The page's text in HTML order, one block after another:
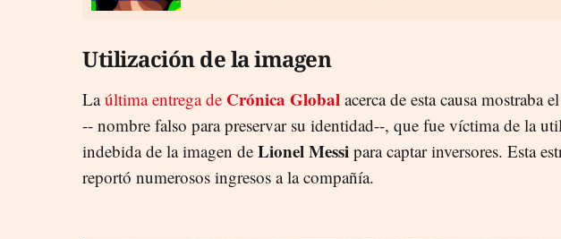
Utilización de la imagen
Laúltima entrega de Crónica Global acerca de esta causa mostraba
-- nombre falso para preservar su identidad--, que fue víctima de la
indebida de la imagen de Lionel Messi para captar inversores. Esta
reportó numerosos ingresos a la compañía.